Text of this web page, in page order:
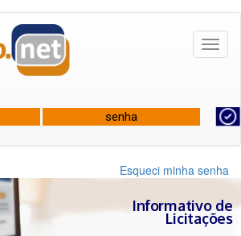
Esqueci minha senha
Informativo de
Licitações